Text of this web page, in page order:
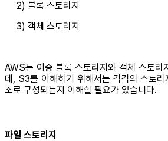
2) 블록 스토리지
3) 객체 스토리지
AWS는 이중 블록 스토리지와 객체 스토리
데, S3를 이해하기 위해서는 각각의 스토
조로 구성되는지 이해할 필요가 있습니다.
파일 스토리지